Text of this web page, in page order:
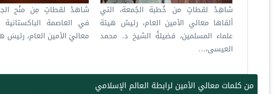
شاهِدْ لقطاتٍ من خُطبة الجُمعة، التي
ألقاها معالي الأمين العام، رئيسُ هيئة
علماء المسلمين، فضيلةُ الشيخ د. محمد
العيسى،…
شاهدْ لقطاتٍ مِن منْح
في العاصمة الباكستانية
معاليَ الأمين العام، رئيسَ
من كلمات معالي الأمين لرابطة العالم الإسلامي